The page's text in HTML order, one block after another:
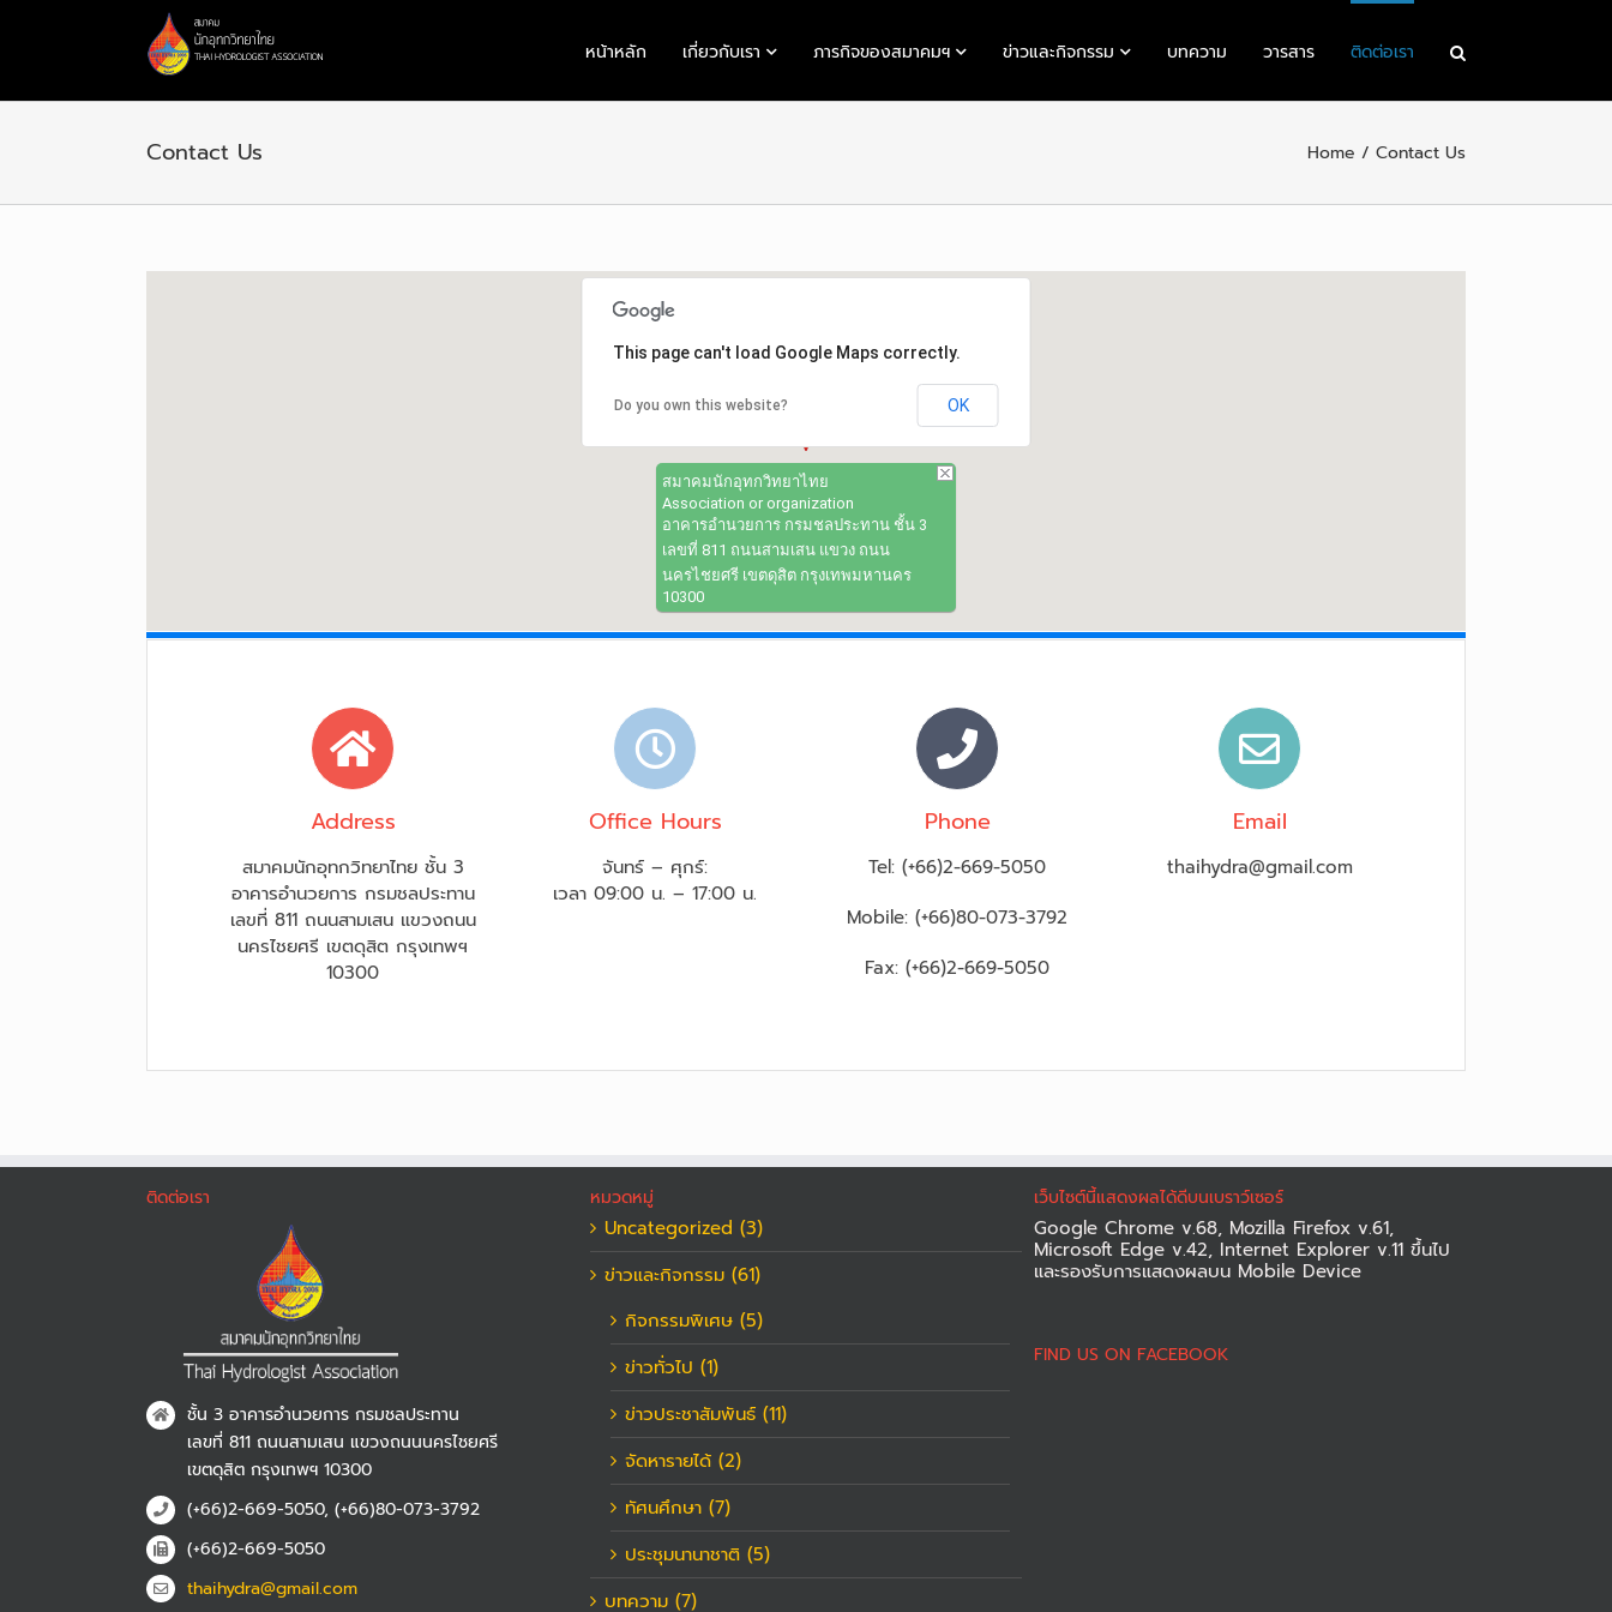
หน้าหลัก เกี่ยวกับเรา ภารกิจของสมาคมฯ ข่าวและกิจกรรม บทความ วารสาร ติดต่อเรา
Contact Us Home Contact Us
สมาคมนักอุทกวิทยาไทย
Association or organization
อาคารอำนวยการ กรมชลประทาน ชั้น 3
เลขที่ 811 ถนนสามเสน แขวง ถนน
นครไชยศรี เขตดุสิต กรุงเทพมหานคร
10300
This page can't load Google Maps correctly.
Do you own this website? OK
Address
สมาคมนักอุทกวิทยาไทย ชั้น 3
อาคารอำนวยการ กรมชลประทาน
เลขที่ 811 ถนนสามเสน แขวงถนน
นครไชยศรี เขตดุสิต กรุงเทพฯ
10300
Office Hours
จันทร์ – ศุกร์:
เวลา 09:00 น. – 17:00 น.
Phone
Tel: (+66)2-669-5050
Mobile: (+66)80-073-3792
Fax: (+66)2-669-5050
Email
thaihydra@gmail.com
ติดต่อเรา
ชั้น 3 อาคารอำนวยการ กรมชลประทาน
เลขที่ 811 ถนนสามเสน แขวงถนนนครไชยศรี
เขตดุสิต กรุงเทพฯ 10300
(+66)2-669-5050, (+66)80-073-3792
(+66)2-669-5050
thaihydra@gmail.com
หมวดหมู่
Uncategorized (3)
ข่าวและกิจกรรม (61)
กิจกรรมพิเศษ (5)
ข่าวทั่วไป (1)
ข่าวประชาสัมพันธ์ (11)
จัดหารายได้ (2)
ทัศนศึกษา (7)
ประชุมนานาชาติ (5)
บทความ (7)
เว็บไซต์นี้แสดงผลได้ดีบนเบราว์เซอร์
Google Chrome v.68, Mozilla Firefox v.61,
Microsoft Edge v.42, Internet Explorer v.11 ขึ้นไป
และรองรับการแสดงผลบน Mobile Device
FIND US ON FACEBOOK